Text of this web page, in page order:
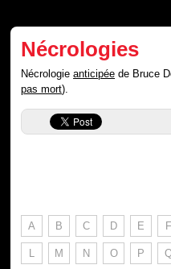
Nécrologies
Nécrologieanticipée de Bruce
pas mort).
A B C D E F
L M N O P